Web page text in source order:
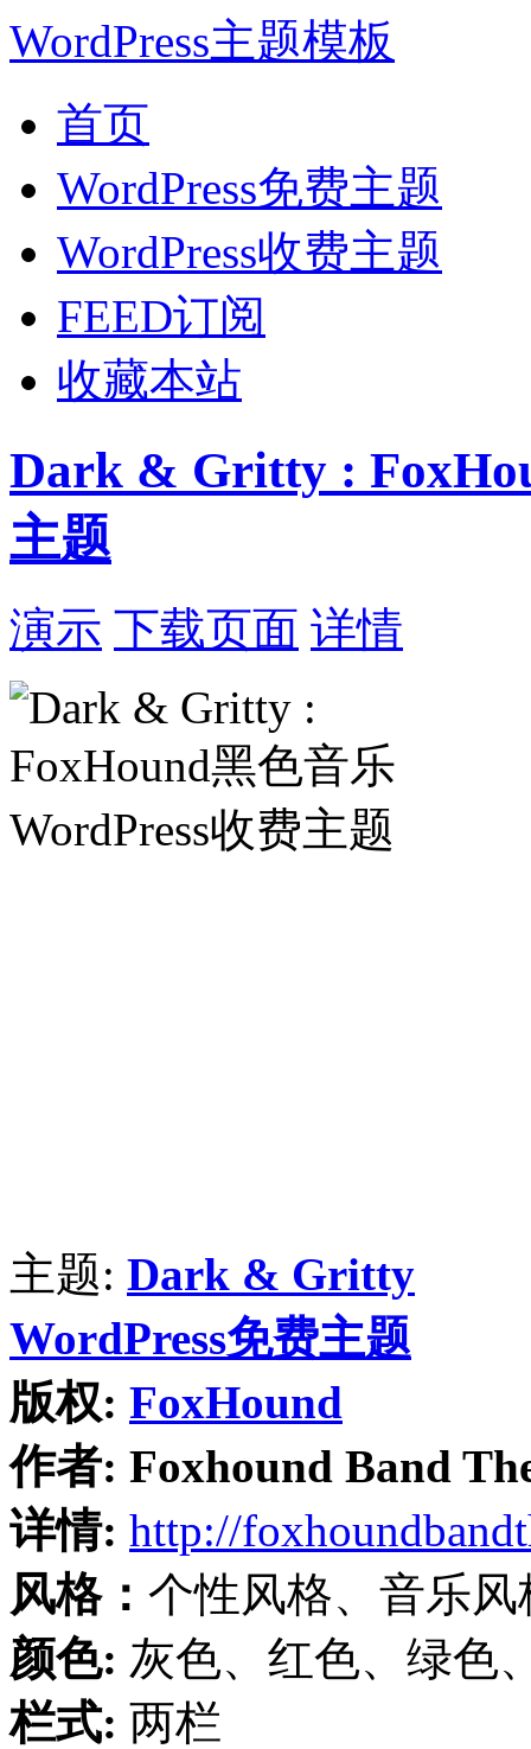
WordPress主题模板
首页
WordPress免费主题
WordPress收费主题
FEED订阅
收藏本站
Dark & Gritty :
主题
演示 下载页面 详情
主题: Dark & Gritty
WordPress免费主题
版权: FoxHound
作者: Foxhound Band
详情: http://
风格： 个性风格、音乐风
颜色: 灰色、红色、绿色
栏式: 两栏